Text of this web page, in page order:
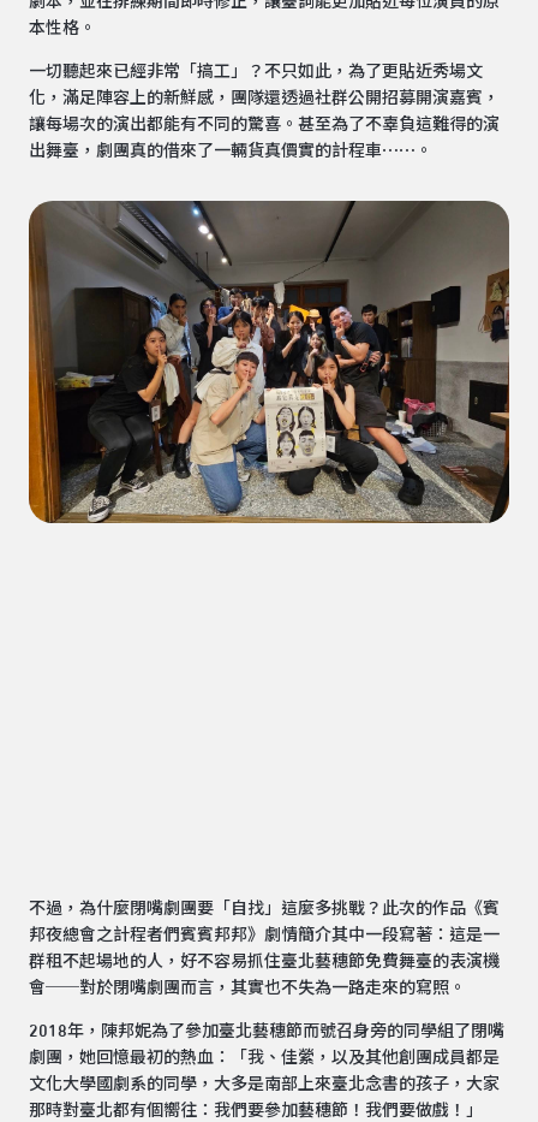
本性格。
一切聽起來已經非常「搞工」？不只如此，為了更貼近秀場文
化，滿足陣容上的新鮮感，團隊還透過社群公開招募開演嘉賓，
讓每場次的演出都能有不同的驚喜。甚至為了不辜負這難得的演
出舞臺，劇團真的借來了一輛貨真價實的計程車⋯⋯。
不過，為什麼閉嘴劇團要「自找」這麼多挑戰？此次的作品《賓
邦夜總會之計程者們賓賓邦邦》劇情簡介其中一段寫著：這是一
群租不起場地的人，好不容易抓住臺北藝穗節免費舞臺的表演機
會──對於閉嘴劇團而言，其實也不失為一路走來的寫照。
2018年，陳邦妮為了參加臺北藝穗節而號召身旁的同學組了閉嘴
劇團，她回憶最初的熱血：「我、佳縈，以及其他創團成員都是
文化大學國劇系的同學，大多是南部上來臺北念書的孩子，大家
那時對臺北都有個嚮往：我們要參加藝穗節！我們要做戲！」